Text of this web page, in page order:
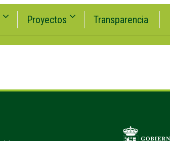
Proyectos Transparencia